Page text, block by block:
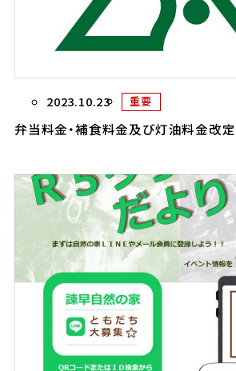
2023.10.23 重要
弁当料金・補食料金及び灯油料金改